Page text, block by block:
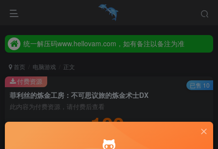
统一解压码www.hellovam.com，如有备注以备注为准
统一解压码www.hellovam.com，如有备注以备注为准
首页 电脑游戏 正文
菲利丝的炼金工房：不可思议旅的炼金术士DX
此内容为付费资源，请付费后查看
100
付费资源 已售 10